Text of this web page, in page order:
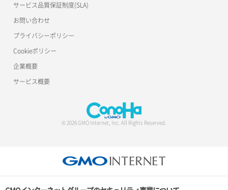
サーバー利用状況グラフ（ディスクIO）
サーバー削除
ポートデタッチ
ポート削除
ポート詳細取得
ロードバランサー削除
ロードバランサー更新
ロードバランサー詳細取得
ロードバランサー追加
サービス品質保証制度(SLA)
お問い合わせ
プライバシーポリシー
Cookieポリシー
企業概要
サービス概要
© 2026 GMO Internet, Inc. All Rights Reserved.